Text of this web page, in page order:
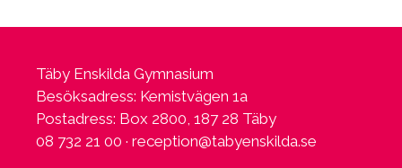
Täby Enskilda Gymnasium
Besöksadress: Kemistvägen 1a
Postadress: Box 2800, 187 28 Täby
08 732 21 00 · reception@tabyenskilda.se